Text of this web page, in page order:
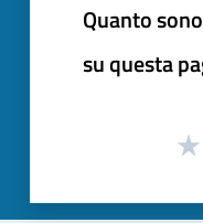
Quanto
su questa